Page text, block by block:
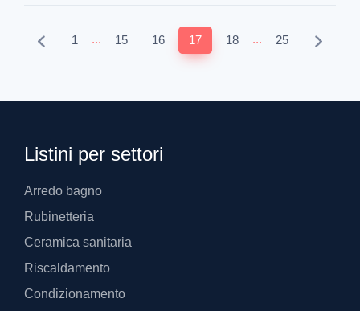
1 ... 15 16 17 18 ... 25
Listini per settori
Arredo bagno
Rubinetteria
Ceramica sanitaria
Riscaldamento
Condizionamento